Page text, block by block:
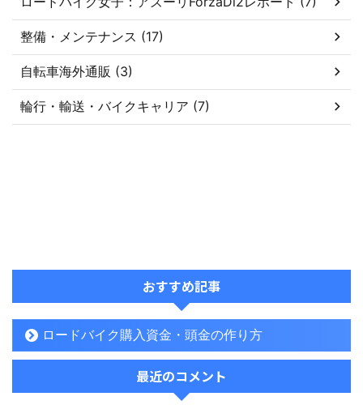
整備・メンテナンス (17)
自転車海外通販 (3)
輪行・輸送・バイクキャリア (7)
おすすめ記事
ロードバイク購入資金・頭金の作り方
最近のコメント